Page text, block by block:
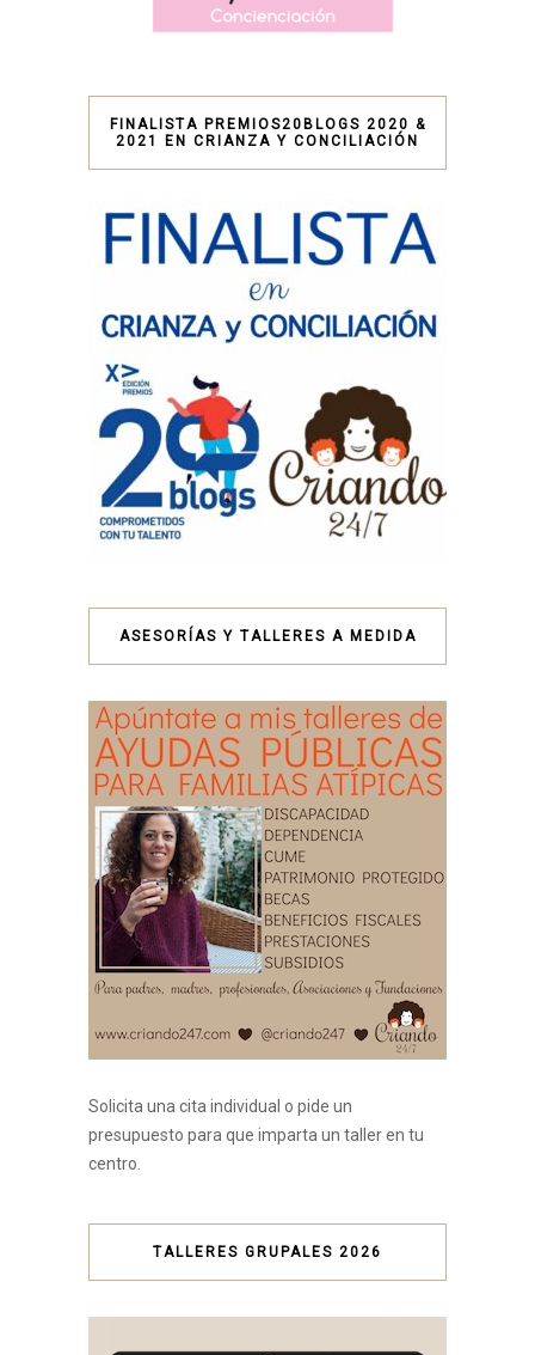
FINALISTA PREMIOS20BLOGS 2020 &
2021 EN CRIANZA Y CONCILIACIÓN
ASESORÍAS Y TALLERES A MEDIDA
Solicita una cita individual o pide un
presupuesto para que imparta un taller en tu
centro.
TALLERES GRUPALES 2026